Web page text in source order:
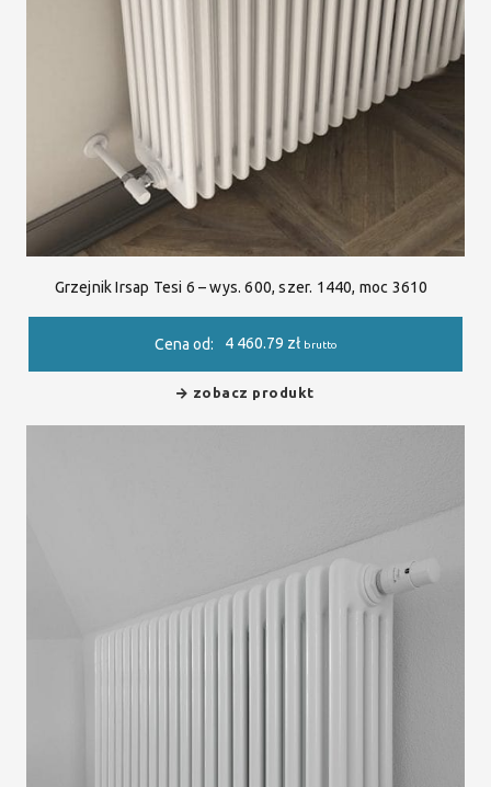
Grzejnik Irsap Tesi 6 – wys. 600, szer. 1440, moc 3610
Cena od: 4 460.79 zł brutto
zobacz produkt